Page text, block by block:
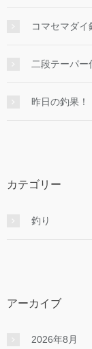
コマセマダ
二段テーパ
昨日の釣果！
カテゴリー
釣り
アーカイブ
2026年8月